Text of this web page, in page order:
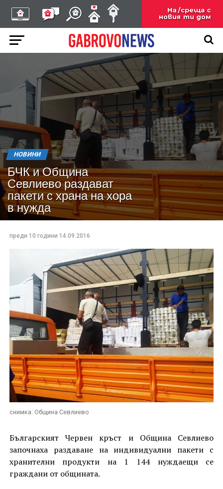
НОВИНИ
БЧК и Община
Севлиево раздават
пакети с храна на хора
в нужда
преди 10 години 14.09.2016
снимка: Община Севлиево
Българският Червен кръст и Община Севлиево
започнаха раздаване на индивидуални пакети с
хранителни продукти на 1 144 нуждаещи се
граждани от общината.